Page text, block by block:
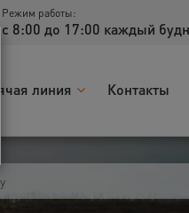
Режим работы:
с 8:00 до 17:00 каждый
линия Контакты